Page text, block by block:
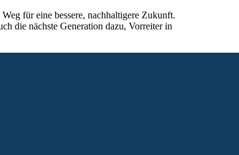
für eine bessere, nachhaltigere Zukunft.
die nächste Generation dazu, Vorreiter in